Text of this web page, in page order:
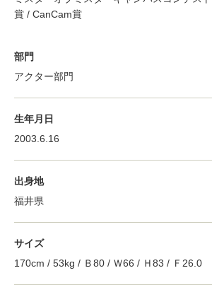
賞 / CanCam賞
部門
アクター部門
生年月日
2003.6.16
出身地
福井県
サイズ
170cm / 53kg / Ｂ80 / Ｗ66 / Ｈ83 / Ｆ26.0